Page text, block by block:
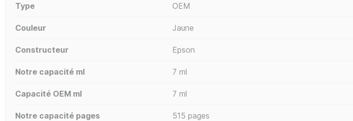
Type OEM
Couleur Jaune
Constructeur Epson
Notre capacité ml 7 ml
Capacité OEM ml 7 ml
Notre capacité pages 515 pages